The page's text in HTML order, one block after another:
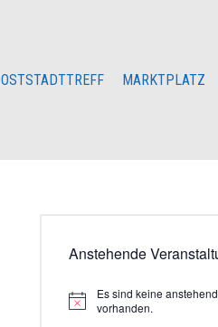
OSTSTADTTREFF MARKTPLATZ
Anstehende
Es sind keine
vorhanden.